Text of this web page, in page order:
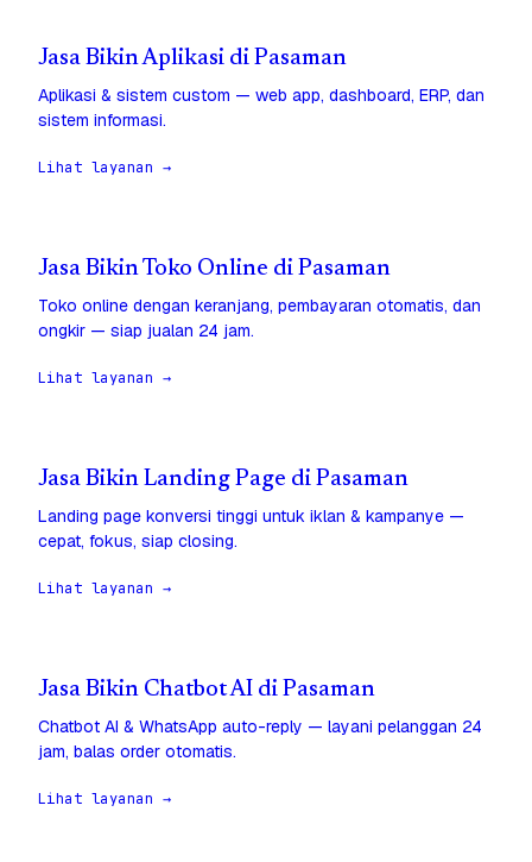
Jasa Bikin Aplikasi di Pasaman
Aplikasi & sistem custom — web app, dashboard, ERP, dan
sistem informasi.
Lihat layanan →
Jasa Bikin Toko Online di Pasaman
Toko online dengan keranjang, pembayaran otomatis, dan
ongkir — siap jualan 24 jam.
Lihat layanan →
Jasa Bikin Landing Page di Pasaman
Landing page konversi tinggi untuk iklan & kampanye —
cepat, fokus, siap closing.
Lihat layanan →
Jasa Bikin Chatbot AI di Pasaman
Chatbot AI & WhatsApp auto-reply — layani pelanggan 24
jam, balas order otomatis.
Lihat layanan →